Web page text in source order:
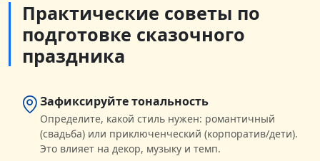
Практические советы по
подготовке сказочного
праздника
Зафиксируйте тональность
Определите, какой стиль нужен: романтичный
(свадьба) или приключенческий (корпоратив/дети).
Это влияет на декор, музыку и темп.